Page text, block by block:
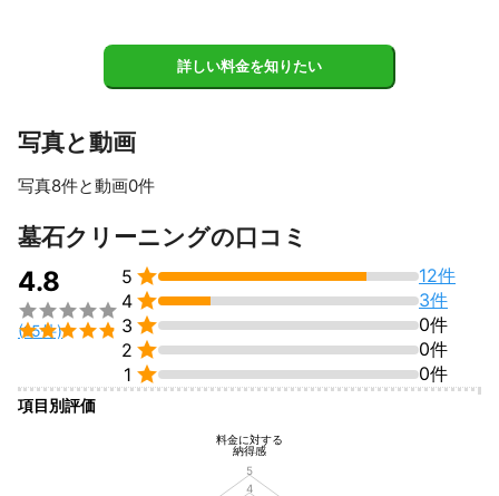
詳しい料金を知りたい
写真と動画
写真8件と動画0件
墓石クリーニングの口コミ
4.8


(15件)
5 
12件
4 
3件
3 
0件
2 
0件
1  0件
項目別評価
料金に対する
納得感
4
5